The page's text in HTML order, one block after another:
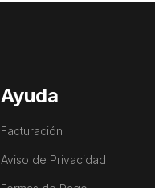
Ayuda
Facturación
Aviso de Privacidad